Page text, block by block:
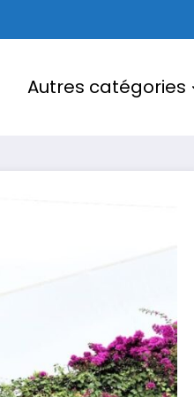
Autres catégories